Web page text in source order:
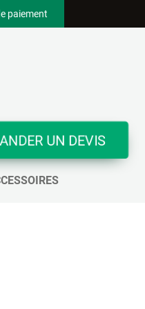
paiement
UN DEVIS